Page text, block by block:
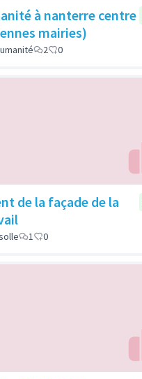
à nanterre centre
mairies)
2 0
de la façade de la
1 0